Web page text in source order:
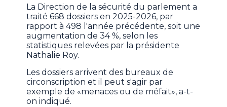
La Direction de la sécurité du parlement a
traité 668 dossiers en 2025-2026, par
rapport à 498 l'année précédente, soit une
augmentation de 34 %, selon les
statistiques relevées par la présidente
Nathalie Roy.
Les dossiers arrivent des bureaux de
circonscription et il peut s'agir par
exemple de «menaces ou de méfait», a-t-
on indiqué.